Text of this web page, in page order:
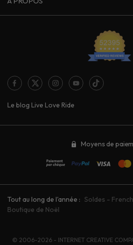
Le blog Live Love Ride
Moyens de
Tout au long de l'année : Soldes -
Boutique de Noël
© 2006-2026 - INTERNET CREATIVE